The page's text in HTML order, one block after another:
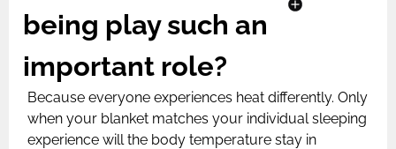
being play such an
important role?
Because everyone experiences heat differently. Only
when your blanket matches your individual sleeping
experience will the body temperature stay in